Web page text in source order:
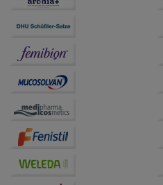
Statistik & Tracking:
Informationen über die Art
unserer Website sammeln,
Website weiter für Sie
auf unserer Website aber
Drittseiten möglichst
Bitte beachten Sie, dass
übertragen werden.